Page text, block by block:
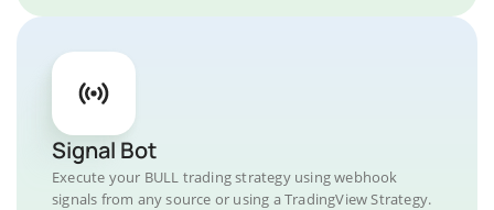
Signal Bot
Execute your BULL trading strategy using webhook
signals from any source or using a TradingView Strategy.